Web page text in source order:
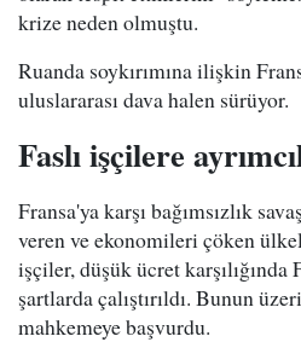
krize neden olmuştu.
Ruanda soykırımına ilişkin
uluslararası dava halen sürüyor.
Faslı işçilere
Fransa'ya karşı bağımsızlık
veren ve ekonomileri çöken
işçiler, düşük ücret karşılığında
şartlarda çalıştırıldı. Bunun
mahkemeye başvurdu.